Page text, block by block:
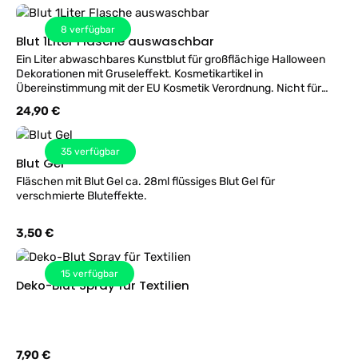
8 verfügbar
Blut 1Liter Flasche auswaschbar
Ein Liter abwaschbares Kunstblut für großflächige Halloween
Dekorationen mit Gruseleffekt. Kosmetikartikel in
Übereinstimmung mit der EU Kosmetik Verordnung. Nicht für
empfindlicher Haut verwenden. Nicht schlucken und nicht in
Augen und Lippen verwenden. Verschwindet nicht sofort kann
bis zu 48 Stunden dauern. Mit reichlich Wasser entfernen.
Produkt fleckt - nicht auf Gegenständen und Stoffen
verwenden! Das Produkt fleckt bei Anwendung an
Gegenständen aus Kunststoff oder Textilien. Für Personen unter
14 Jahren nicht geeignet.
Regulärer Preis:
24,90 €
35 verfügbar
Blut Gel
Fläschen mit Blut Gel ca. 28ml flüssiges Blut Gel für
verschmierte Bluteffekte.
Regulärer Preis:
3,50 €
15 verfügbar
Deko-Blut Spray für Textilien
Regulärer Preis:
7,90 €